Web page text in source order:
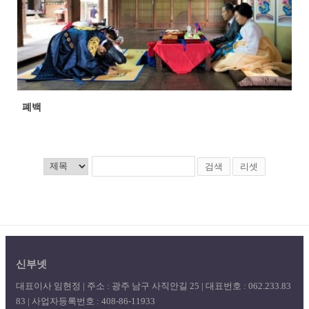
폐백
검색 리셋
신부넷
대표이사 임현정 | 주소 : 광주 남구 사직안길 25 | 대표번호 : 062.233.83
83 | 사업자등록번호 : 408-86-11933